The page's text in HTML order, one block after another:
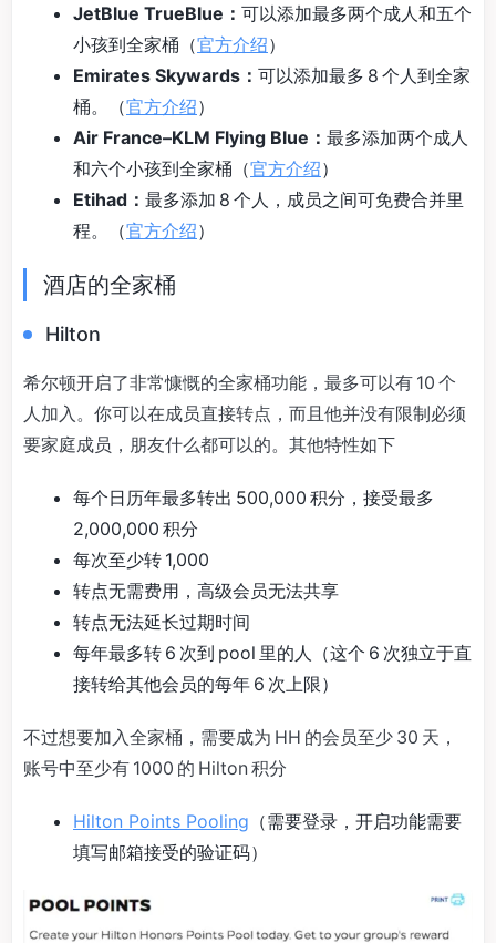
JetBlue TrueBlue： 可以添加最多两个成人和五个
小孩到全家桶（官方介绍）
Emirates Skywards： 可以添加最多 8 个人到全家
桶。（官方介绍）
Air France–KLM Flying Blue： 最多添加两个成人
和六个小孩到全家桶（官方介绍）
Etihad： 最多添加 8 个人，成员之间可免费合并里
程。（官方介绍）
酒店的全家桶
Hilton
希尔顿开启了非常慷慨的全家桶功能，最多可以有 10 个
人加入。你可以在成员直接转点，而且他并没有限制必须
要家庭成员，朋友什么都可以的。其他特性如下
每个日历年最多转出 500,000 积分，接受最多
2,000,000 积分
每次至少转 1,000
转点无需费用，高级会员无法共享
转点无法延长过期时间
每年最多转 6 次到 pool 里的人（这个 6 次独立于直
接转给其他会员的每年 6 次上限）
不过想要加入全家桶，需要成为 HH 的会员至少 30 天，
账号中至少有 1000 的 Hilton 积分
Hilton Points Pooling （需要登录，开启功能需要
填写邮箱接受的验证码）